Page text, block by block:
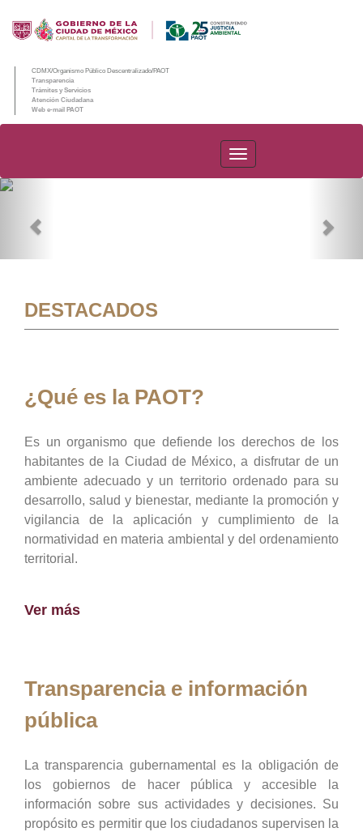
CDMX/Organismo Público Descentralizado/PAOT
Transparencia
Trámites y Servicios
Atención Ciudadana
Web e-mail PAOT
PAOT
DESTACADOS
¿Qué es la PAOT?
Es un organismo que defiende los derechos de los
habitantes de la Ciudad de México, a disfrutar de un
ambiente adecuado y un territorio ordenado para su
desarrollo, salud y bienestar, mediante la promoción y
vigilancia de la aplicación y cumplimiento de la
normatividad en materia ambiental y del ordenamiento
territorial.
Ver más
Transparencia e información
pública
La transparencia gubernamental es la obligación de
los gobiernos de hacer pública y accesible la
información sobre sus actividades y decisiones. Su
propósito es permitir que los ciudadanos supervisen la